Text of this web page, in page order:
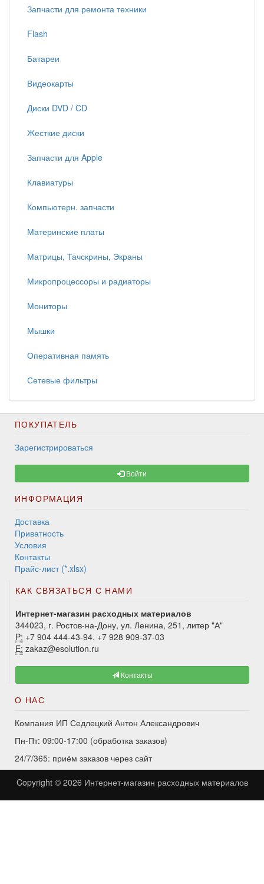
Запчасти для ремонта техники
Flash
Батареи
Видеокарты
Диски DVD / CD
Жесткие диски
Запчасти для Apple
Клавиатуры
Компьютерн. запчасти
Материнские платы
Матрицы, Тачскрины, Экраны
Микропроцессоры и радиаторы
Мониторы
Мышки
Оперативная память
Сетевые фильтры
ПОКУПАТЕЛЬ
Зарегистрироваться
Войти
ИНФОРМАЦИЯ
Доставка
Приватность
Условия
Контакты
Прайс-лист (*.xlsx)
КАК СВЯЗАТЬСЯ С НАМИ
Интернет-магазин расходных материалов
344023, г. Ростов-на-Дону, ул. Ленина, 251, литер "А"
P: +7 904 444-43-94, +7 928 909-37-03
E: zakaz@esolution.ru
Контакты
О НАС
Компания ИП Седлецкий Антон Александрович
Пн-Пт: 09:00-17:00 (обработка заказов)
24/7/365: приём заказов через сайт
Copyright © 2026 Интернет-магазин расходных материалов